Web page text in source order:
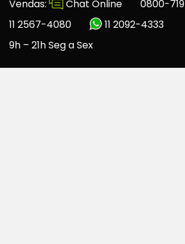
Vendas: Chat Online
0800-
11 2567-4080
11 2092-4333
9h – 21h Seg a Sex